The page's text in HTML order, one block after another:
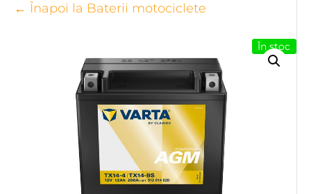
← Înapoi la Baterii motociclete
În stoc